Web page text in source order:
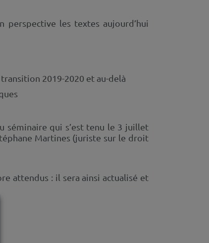
les textes aujourd’hui
2019-2020 et au-delà
séminaire qui s’est tenu le 3 juillet
Martines (juriste sur le droit
attendus : il sera ainsi actualisé et